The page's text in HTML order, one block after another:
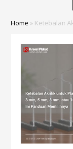
Home » Ketebalan